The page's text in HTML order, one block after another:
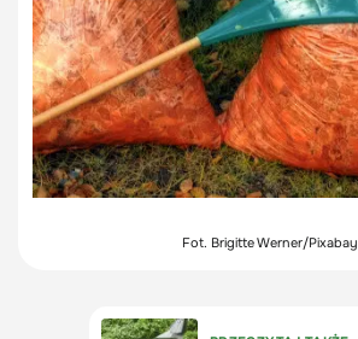
Fot. Brigitte Werner/Pixabay